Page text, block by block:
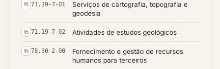
71.19-7-01
Serviços de cartografia, topografia e
geodésia
71.19-7-02 Atividades de estudos geológicos
78.30-2-00
Fornecimento e gestão de recursos
humanos para terceiros